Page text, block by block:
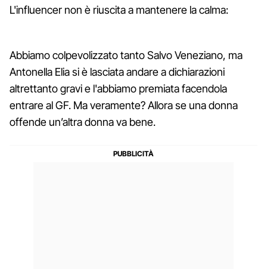
L'influencer non è riuscita a mantenere la calma:
Abbiamo colpevolizzato tanto Salvo Veneziano, ma
Antonella Elia si è lasciata andare a dichiarazioni
altrettanto gravi e l'abbiamo premiata facendola
entrare al GF. Ma veramente? Allora se una donna
offende un’altra donna va bene.